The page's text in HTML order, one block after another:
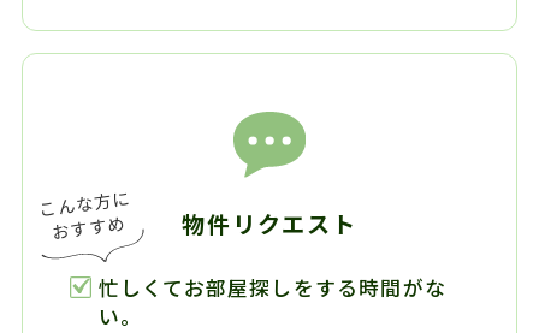
物件リクエスト
忙しくてお部屋探しをする時間がな
い。